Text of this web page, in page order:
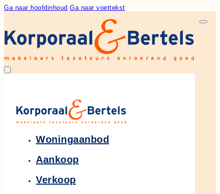
Ga naar hoofdinhoud Ga naar voettekst
Woningaanbod
Aankoop
Verkoop